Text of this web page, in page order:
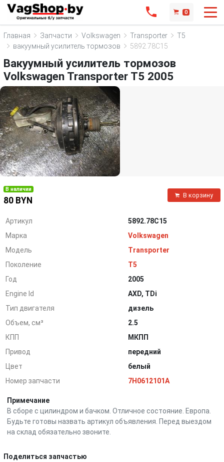
0
Главная Запчасти Volkswagen Transporter
T5
вакуумный усилитель тормозов
5892.78C15
Вакуумный усилитель тормозов
Volkswagen Transporter T5 2005
В наличии
80 BYN
В корзину
Артикул
5892.78C15
Марка
Volkswagen
Модель
Transporter
Поколение
T5
Год
2005
Engine Id
AXD, TDi
Тип двигателя
дизель
Объем, см³
2.5
КПП
МКПП
Привод
передний
Цвет
белый
Номер запчасти
7H0612101A
Примечание
В сборе с цилиндром и бачком. Отличное состояние. Европа.
Будьте готовы назвать артикул объявления. Перед выездом
на склад обязательно звоните.
Поделиться запчастью